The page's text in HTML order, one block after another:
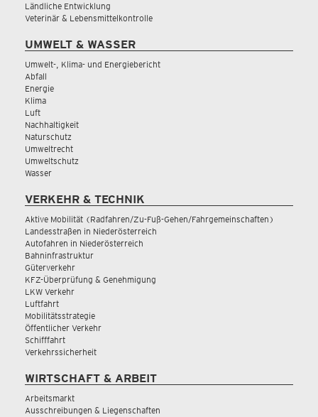
Ländliche Entwicklung
Veterinär & Lebensmittelkontrolle
UMWELT & WASSER
Umwelt-, Klima- und Energiebericht
Abfall
Energie
Klima
Luft
Nachhaltigkeit
Naturschutz
Umweltrecht
Umweltschutz
Wasser
VERKEHR & TECHNIK
Aktive Mobilität (Radfahren/Zu-Fuß-Gehen/Fahrgemeinschaften)
Landesstraßen in Niederösterreich
Autofahren in Niederösterreich
Bahninfrastruktur
Güterverkehr
KFZ-Überprüfung & Genehmigung
LKW Verkehr
Luftfahrt
Mobilitätsstrategie
Öffentlicher Verkehr
Schifffahrt
Verkehrssicherheit
WIRTSCHAFT & ARBEIT
Arbeitsmarkt
Ausschreibungen & Liegenschaften